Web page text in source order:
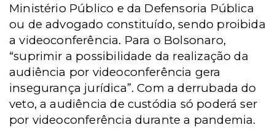
Ministério Público e da Defensoria Pública
ou de advogado constituído, sendo proibida
a videoconferência. Para o Bolsonaro,
“suprimir a possibilidade da realização da
audiência por videoconferência gera
insegurança jurídica”. Com a derrubada do
veto, a audiência de custódia só poderá ser
por videoconferência durante a pandemia.